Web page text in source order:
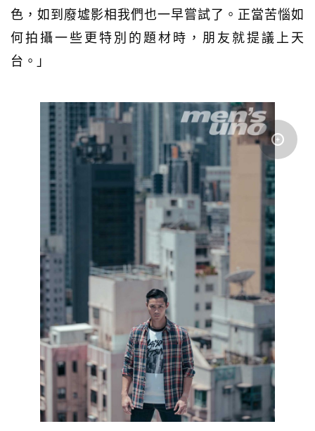
色，如到廢墟影相我們也一早嘗試了。正當苦惱如
何拍攝一些更特別的題材時，朋友就提議上天
台。」